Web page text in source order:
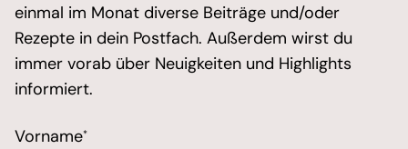
einmal im Monat diverse Beiträge und/oder
Rezepte in dein Postfach. Außerdem wirst du
immer vorab über Neuigkeiten und Highlights
informiert.
Vorname*
/* real people should not fill this in and expect